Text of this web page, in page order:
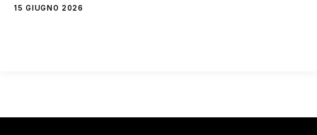
15 GIUGNO 2026